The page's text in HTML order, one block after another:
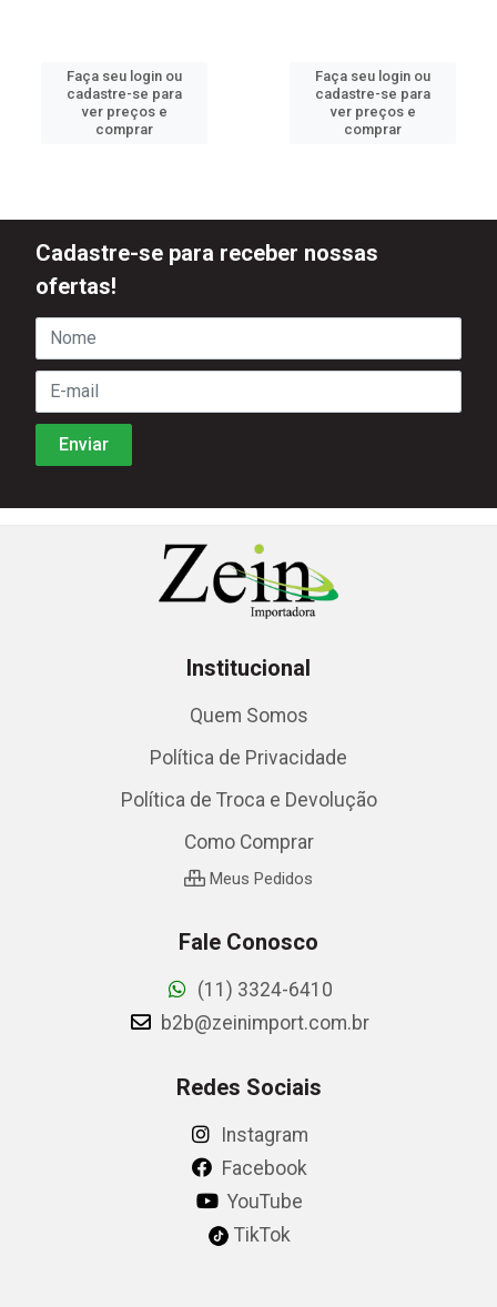
Faça seu login ou
cadastre-se para
ver preços e
comprar
Faça seu login ou
cadastre-se para
ver preços e
comprar
Cadastre-se para receber nossas
ofertas!
Institucional
Quem Somos
Política de Privacidade
Política de Troca e Devolução
Como Comprar
Meus Pedidos
Fale Conosco
(11) 3324-6410
b2b@zeinimport.com.br
Redes Sociais
Instagram
Facebook
YouTube
TikTok